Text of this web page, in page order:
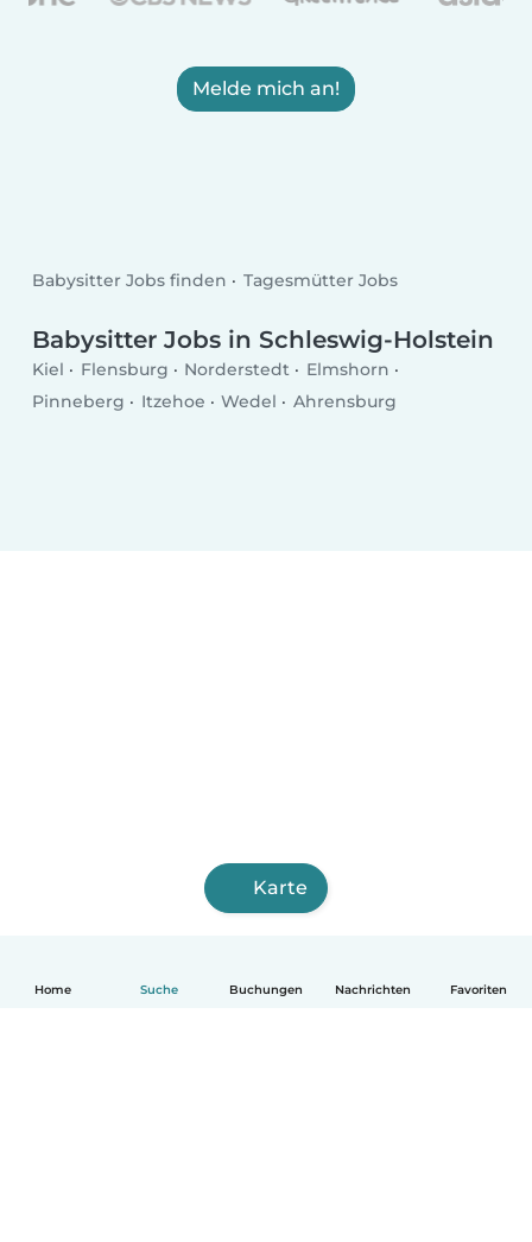
Home Suche Buchungen Nachrichten Favoriten
Melde mich an!
Babysitter Jobs finden Tagesmütter Jobs
Babysitter Jobs in Schleswig-Holstein
Kiel Flensburg Norderstedt
Elmshorn
Pinneberg
Itzehoe Wedel Ahrensburg
Karte